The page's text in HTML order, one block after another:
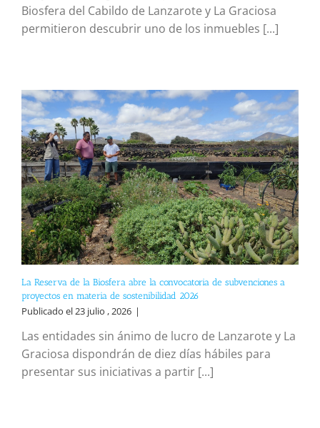
Biosfera del Cabildo de Lanzarote y La Graciosa
permitieron descubrir uno de los inmuebles [...]
La Reserva de la Biosfera abre la convocatoria de subvenciones a
proyectos en materia de sostenibilidad 2026
Publicado el 23 julio , 2026 |
Las entidades sin ánimo de lucro de Lanzarote y La
Graciosa dispondrán de diez días hábiles para
presentar sus iniciativas a partir [...]